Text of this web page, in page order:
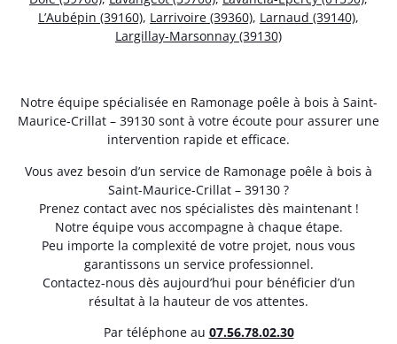
L’Aubépin (39160), Larrivoire (39360), Larnaud (39140),
Largillay-Marsonnay (39130)
Notre équipe spécialisée en Ramonage poêle à bois à Saint-
Maurice-Crillat – 39130 sont à votre écoute pour assurer une
intervention rapide et efficace.
Vous avez besoin d’un service de Ramonage poêle à bois à
Saint-Maurice-Crillat – 39130 ?
Prenez contact avec nos spécialistes dès maintenant !
Notre équipe vous accompagne à chaque étape.
Peu importe la complexité de votre projet, nous vous
garantissons un service professionnel.
Contactez-nous dès aujourd’hui pour bénéficier d’un
résultat à la hauteur de vos attentes.
Par téléphone au 07.56.78.02.30